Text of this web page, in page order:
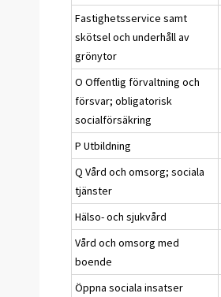
Fastighetsservice samt
skötsel och underhåll av
grönytor
O Offentlig förvaltning och
försvar; obligatorisk
socialförsäkring
P Utbildning
Q Vård och omsorg; sociala
tjänster
Hälso- och sjukvård
Vård och omsorg med
boende
Öppna sociala insatser